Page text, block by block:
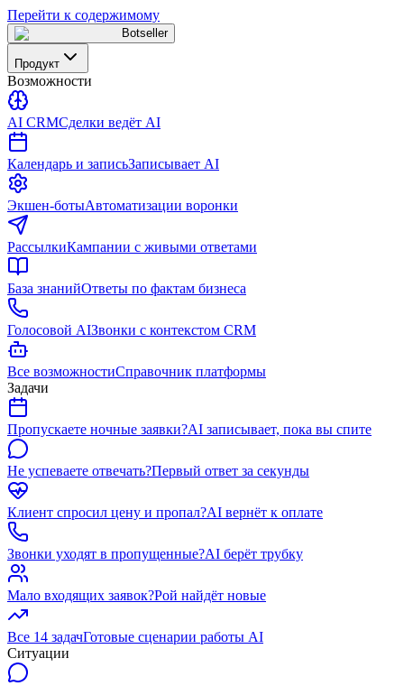
Перейти к содержимому
Botseller
Продукт
Возможности
AI CRMСделки ведёт AI
Календарь и записьЗаписывает AI
Экшен-ботыАвтоматизации воронки
РассылкиКампании с живыми ответами
База знанийОтветы по фактам бизнеса
Голосовой AIЗвонки с контекстом CRM
Все возможностиСправочник платформы
Задачи
Пропускаете ночные заявки?AI записывает, пока вы спите
Не успеваете отвечать?Первый ответ за секунды
Клиент спросил цену и пропал?AI вернёт к оплате
Звонки уходят в пропущенные?AI берёт трубку
Мало входящих заявок?Рой найдёт новые
Все 14 задачГотовые сценарии работы AI
Ситуации